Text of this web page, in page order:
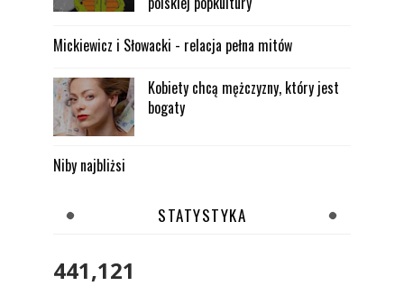
Mickiewicz i Słowacki - relacja pełna mitów
Kobiety chcą mężczyzny, który jest
bogaty
Niby najbliżsi
STATYSTYKA
441,121